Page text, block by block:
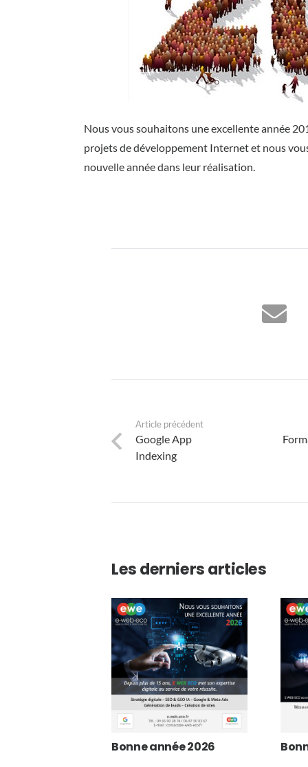
Nous vous souhaitons une excellente année
projets de développement Internet et nous
nouvelle année dans leur réalisation.
Article précédent
Google App
Indexing
Les derniers articles
Bonne année 2026